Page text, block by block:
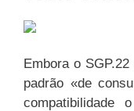
Embora o
padrão «de
compatibilidade